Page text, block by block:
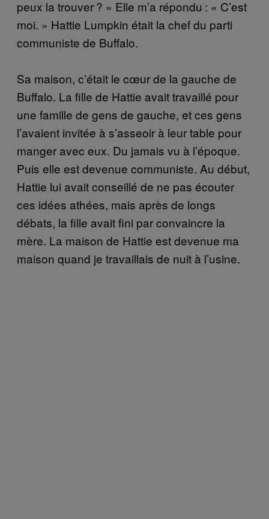
peux la trouver ? » Elle m’a répondu : « C’est
moi. » Hattie Lumpkin était la chef du parti
communiste de Buffalo.
Sa maison, c’était le cœur de la gauche de
Buffalo. La fille de Hattie avait travaillé pour
une famille de gens de gauche, et ces gens
l’avaient invitée à s’asseoir à leur table pour
manger avec eux. Du jamais vu à l’époque.
Puis elle est devenue communiste. Au début,
Hattie lui avait conseillé de ne pas écouter
ces idées athées, mais après de longs
débats, la fille avait fini par convaincre la
mère. La maison de Hattie est devenue ma
maison quand je travaillais de nuit à l’usine.